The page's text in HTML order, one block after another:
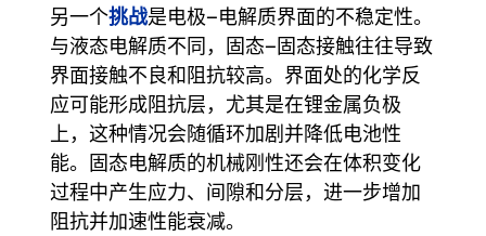
另一个挑战是电极–电解质界面的不稳定性。
与液态电解质不同，固态–固态接触往往导致
界面接触不良和阻抗较高。界面处的化学反
应可能形成阻抗层，尤其是在锂金属负极
上，这种情况会随循环加剧并降低电池性
能。固态电解质的机械刚性还会在体积变化
过程中产生应力、间隙和分层，进一步增加
阻抗并加速性能衰减。